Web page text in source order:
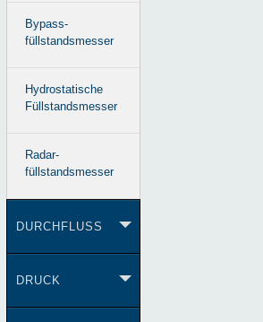
Bypass-
füllstandsmesser
Hydrostatische
Füllstandsmesser
Radar-
füllstandsmesser
DURCHFLUSS
DRUCK